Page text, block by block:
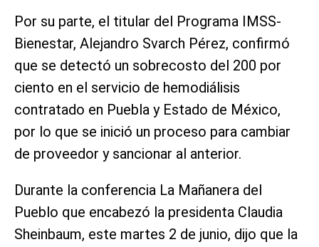
Por su parte, el titular del Programa IMSS-
Bienestar, Alejandro Svarch Pérez, confirmó
que se detectó un sobrecosto del 200 por
ciento en el servicio de hemodiálisis
contratado en Puebla y Estado de México,
por lo que se inició un proceso para cambiar
de proveedor y sancionar al anterior.
Durante la conferencia La Mañanera del
Pueblo que encabezó la presidenta Claudia
Sheinbaum, este martes 2 de junio, dijo que la